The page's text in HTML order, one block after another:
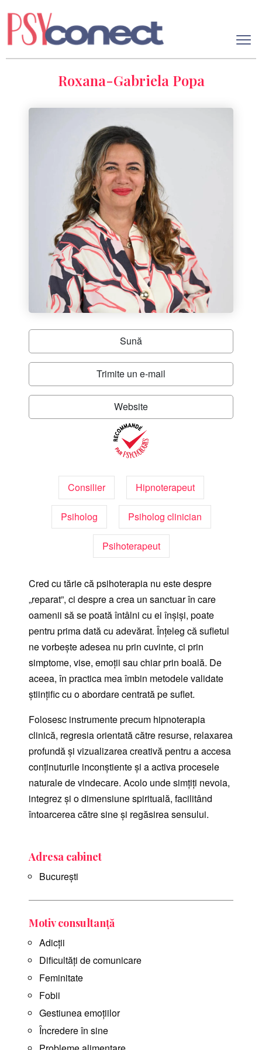
Roxana-Gabriela Popa
Sună
Trimite un e-mail
Website
Consilier Hipnoterapeut
Psiholog Psiholog clinician
Psihoterapeut
Cred cu tărie că psihoterapia nu este despre
„reparat”, ci despre a crea un sanctuar în care
oamenii să se poată întâlni cu ei înșiși, poate
pentru prima dată cu adevărat. Înțeleg că sufletul
ne vorbește adesea nu prin cuvinte, ci prin
simptome, vise, emoții sau chiar prin boală. De
aceea, în practica mea îmbin metodele validate
științific cu o abordare centrată pe suflet.
Folosesc instrumente precum hipnoterapia
clinică, regresia orientată către resurse, relaxarea
profundă și vizualizarea creativă pentru a accesa
conținuturile inconștiente și a activa procesele
naturale de vindecare. Acolo unde simțiți nevoia,
integrez și o dimensiune spirituală, facilitând
întoarcerea către sine și regăsirea sensului.
Adresa cabinet
Bucureşti
Motiv consultanță
Adicții
Dificultăți de comunicare
Feminitate
Fobii
Gestiunea emoțiilor
Încredere în sine